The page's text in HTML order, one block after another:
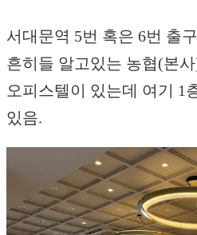
서대문역 5번 혹은 6번 출
흔히들 알고있는 농협(본
오피스텔이 있는데 여기 1
있음.